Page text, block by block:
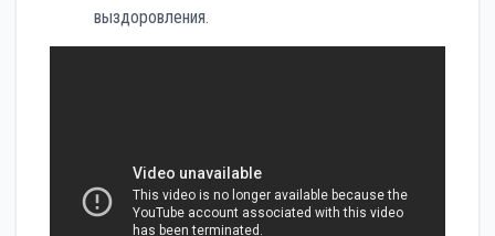
выздоровления.